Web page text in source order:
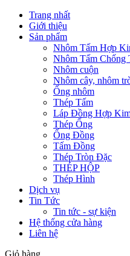
Trang nhất
Giới thiệu
Sản phẩm
Nhôm Tấm Hợp
Nhôm Tấm Chống
Nhôm cuộn
Nhôm cây, nhôm
Ống nhôm
Thép Tấm
Láp Đồng Hợp
Thép Ống
Ống Đồng
Tấm Đồng
Thép Tròn Đặc
THÉP HỘP
Thép Hình
Dịch vụ
Tin Tức
Tin tức - sự kiện
Hệ thống cửa hàng
Liên hệ
Giỏ hàng